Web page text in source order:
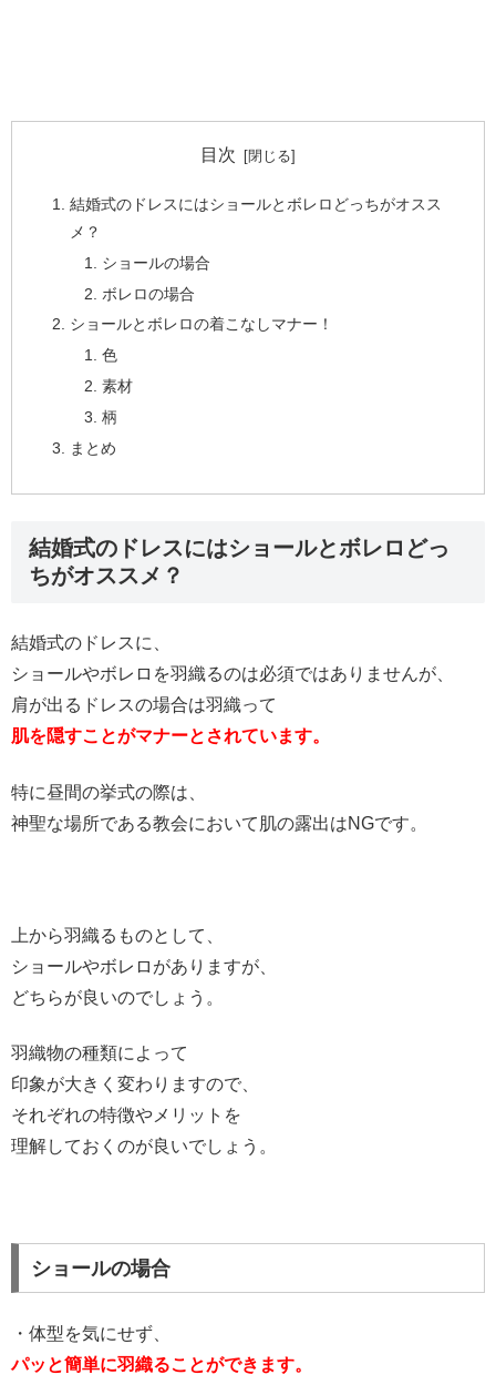
目次
結婚式のドレスにはショールとボレロどっちがオスス
メ？
ショールの場合
ボレロの場合
ショールとボレロの着こなしマナー！
色
素材
柄
まとめ
結婚式のドレスにはショールとボレロどっ
ちがオススメ？
結婚式のドレスに、
ショールやボレロを羽織るのは必須ではありませんが、
肩が出るドレスの場合は羽織って
肌を隠すことがマナーとされています。
特に昼間の挙式の際は、
神聖な場所である教会において肌の露出はNGです。
上から羽織るものとして、
ショールやボレロがありますが、
どちらが良いのでしょう。
羽織物の種類によって
印象が大きく変わりますので、
それぞれの特徴やメリットを
理解しておくのが良いでしょう。
ショールの場合
・体型を気にせず、
パッと簡単に羽織ることができます。